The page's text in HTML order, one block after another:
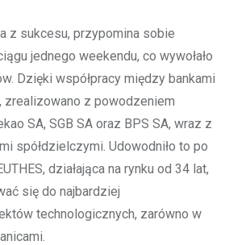
z sukcesu, przypomina sobie
jednego weekendu, co wywołało
Dzięki współpracy między bankami
zrealizowano z powodzeniem
SA, SGB SA oraz BPS SA, wraz z
spółdzielczymi. Udowodniło to po
działająca na rynku od 34 lat,
się do najbardziej
technologicznych, zarówno w